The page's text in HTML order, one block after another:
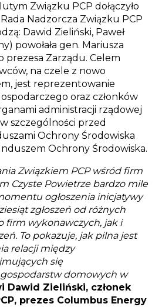
Związku PCP dołączyło
Nadzorcza Związku PCP
Dawid Zieliński, Paweł
powołała gen. Mariusza
prezesa Zarządu. Celem
na czele z nowo
jest reprezentowanie
oraz członków
administracji rządowej
szczególności przed
Ochrony Środowiska
Ochrony Środowiska.
Związkiem PCP wśród firm
Czyste Powietrze bardzo mile
ogłoszenia inicjatywy
zgłoszeń od różnych
firm wykonawczych, jak i
To pokazuje, jak pilna jest
relacji między
się
domowych w
Dawid Zieliński, członek
prezes Columbus Energy